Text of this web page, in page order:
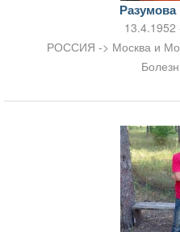
13.4.1952
РОССИЯ -> Москва и